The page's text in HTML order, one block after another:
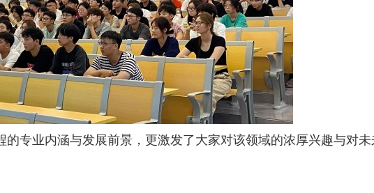
专业内涵与发展前景，更激发了大家对该领域的浓厚兴趣与对